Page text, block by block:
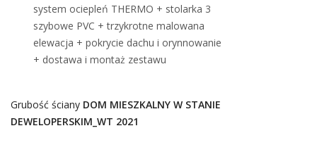
system ociepleń THERMO + stolarka 3
szybowe PVC + trzykrotne malowana
elewacja + pokrycie dachu i orynnowanie
+ dostawa i montaż zestawu
Grubość ściany DOM MIESZKALNY W STANIE
DEWELOPERSKIM_WT 2021